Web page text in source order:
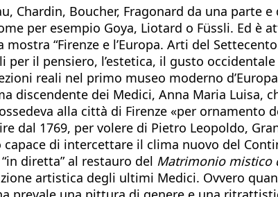
Chardin, Boucher, Fragonard da una parte
per esempio Goya, Liotard o Füssli. Ed
“Firenze e l’Europa. Arti del
per il pensiero, l’estetica, il gusto
reali nel primo museo moderno
discendente dei Medici, Anna Maria Luisa,
alla città di Firenze «per
dal 1769, per volere di Pietro Leopoldo,
di intercettare il clima nuovo del
diretta” al restauro del Matrimonio mistico
artistica degli ultimi Medici. Ovvero